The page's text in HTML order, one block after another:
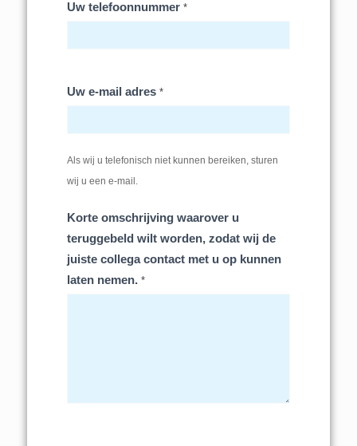
Uw telefoonnummer *
Uw e-mail adres *
Als wij u telefonisch niet kunnen bereiken, sturen
wij u een e-mail.
Korte omschrijving waarover u
teruggebeld wilt worden, zodat wij de
juiste collega contact met u op kunnen
laten nemen. *